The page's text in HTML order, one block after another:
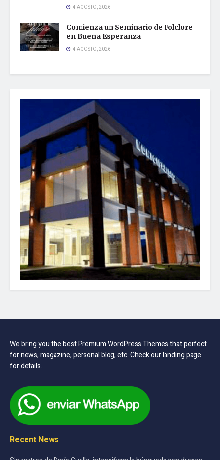
4 AGOSTO, 2026
Comienza un Seminario de Folclore
en Buena Esperanza
4 AGOSTO, 2026
We bring you the best Premium WordPress Themes that perfect
for news, magazine, personal blog, etc. Check our landing page
for details.
Recent News